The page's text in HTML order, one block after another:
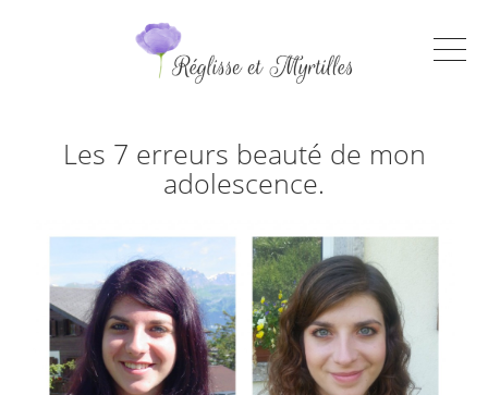
Les 7 erreurs beauté de mon
adolescence.